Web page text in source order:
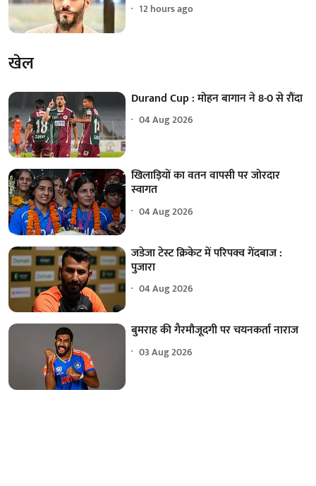
12 hours ago
खेल
Durand Cup : मोहन बागान ने 8-0 से रौंदा
04 Aug 2026
खिलाड़ियों का वतन वापसी पर जोरदार
स्वागत
04 Aug 2026
जडेजा टेस्ट क्रिकेट में परिपक्व गेंदबाज :
पुजारा
04 Aug 2026
बुमराह की गैरमौजूदगी पर चयनकर्ता नाराज
03 Aug 2026